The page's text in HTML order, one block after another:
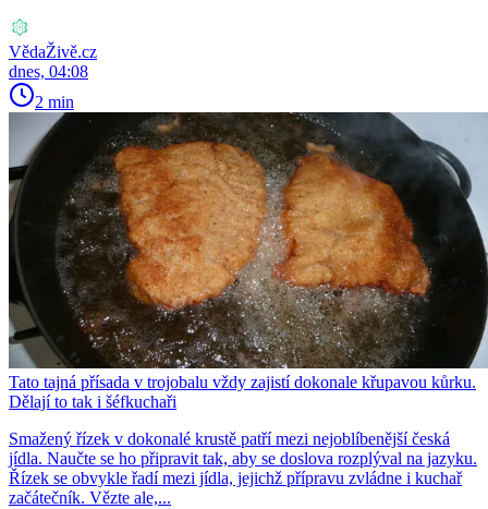
VědaŽivě.cz
dnes, 04:08
2 min
Tato tajná přísada v trojobalu vždy zajistí dokonale křupavou kůrku.
Dělají to tak i šéfkuchaři
Smažený řízek v dokonalé krustě patří mezi nejoblíbenější česká
jídla. Naučte se ho připravit tak, aby se doslova rozplýval na jazyku.
Řízek se obvykle řadí mezi jídla, jejichž přípravu zvládne i kuchař
začátečník. Vězte ale,...